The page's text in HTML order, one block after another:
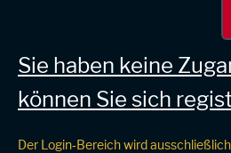
Sie haben keine
können Sie sich
Der Login‑Bereich wird